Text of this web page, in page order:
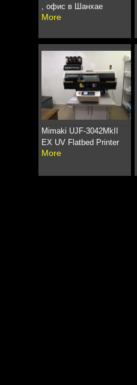
, офис в Шанхае
More
Mimaki UJF-3042MkII
EX UV Flatbed Printer
More